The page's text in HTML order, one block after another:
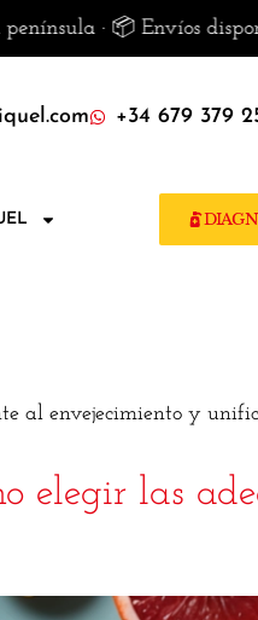
Envíos disponibles a
+34 679 379
al envejecimiento y
elegir las